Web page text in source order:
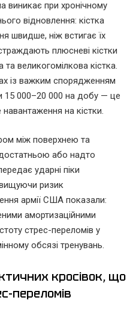
виникає при хронічному
відновлення: кістка
швидше, ніж встигає їх
плюсневі кістки
та великогомілкова кістка.
із важким спорядженням
15 000–20 000 на добу — це
на кістки.
між поверхнею та
або надто
ударні піки
ризик
армії США показали:
амортизаційними
стрес-переломів у
обсязі тренувань.
кросівок, що
переломів